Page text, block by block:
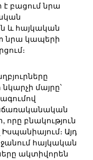
բացում նրա
և հայկական
նրա կապերի
նկարչի մայրը՝
որը բնակություն
Այդ
հայկական
ակտիվորեն